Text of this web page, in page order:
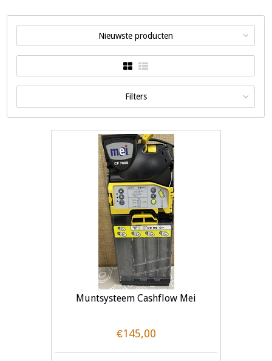
Nieuwste producten
Filters
Muntsysteem Cashflow Mei
€145,00